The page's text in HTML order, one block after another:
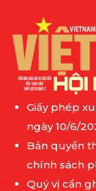
Giấy phép
ngày 10/6/
Bản quyền
chính sách
Quý vị cần